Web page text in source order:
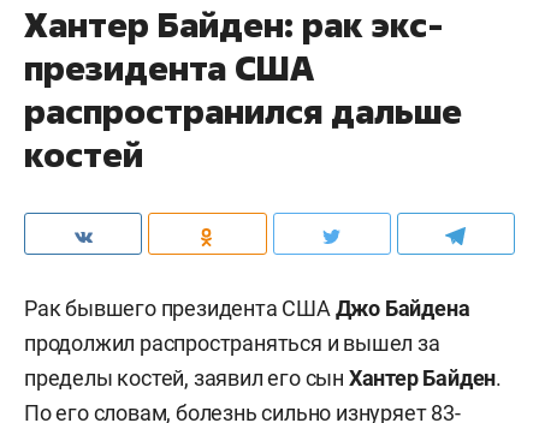
Хантер Байден: рак экс-
президента США
распространился дальше
костей
Рак бывшего президента США Джо Байдена
продолжил распространяться и вышел за
пределы костей, заявил его сын Хантер Байден.
По его словам, болезнь сильно изнуряет 83-